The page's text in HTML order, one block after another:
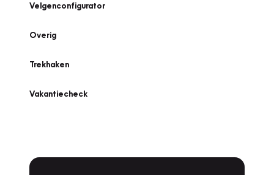
Velgenconfigurator
Overig
Trekhaken
Vakantiecheck